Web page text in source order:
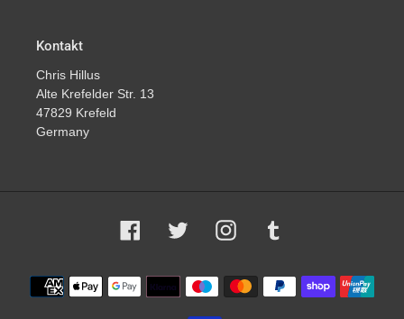
Kontakt
Chris Hillus
Alte Krefelder Str. 13
47829 Krefeld
Germany
Facebook Twitter Instagram
Zahlungsmethoden